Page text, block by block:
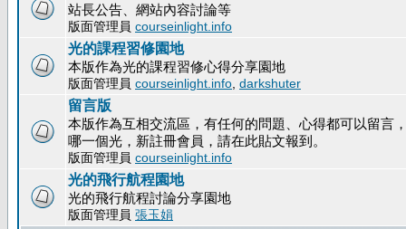
站長公告、網站內容討論等
版面管理員 courseinlight.info
光的課程習修園地
本版作為光的課程習修心得分享園地
版面管理員 courseinlight.info darkshuter
留言版
本版作為互相交流區，有任何的問題、心得都可以留言
哪一個光，新註冊會員，請在此貼文報到。
版面管理員 courseinlight.info
光的飛行航程園地
光的飛行航程討論分享園地
版面管理員 張玉娟